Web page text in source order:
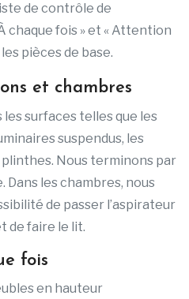
de contrôle de
chaque fois » et « Attention
pièces de base.
et chambres
surfaces telles que les
suspendus, les
Nous terminons par
les chambres, nous
de passer l’aspirateur
de faire le lit.
fois
en hauteur